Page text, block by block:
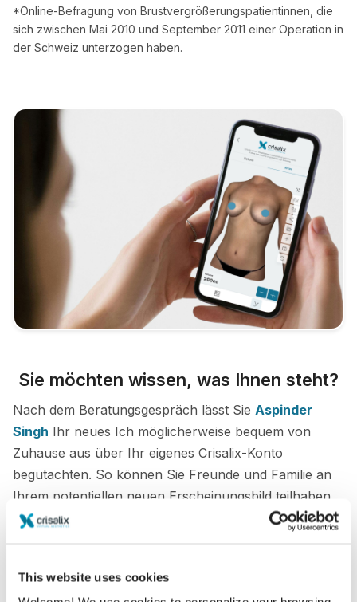
This website uses cookies
*Online-Befragung von Brustvergrößerungspatientinnen, die
sich zwischen Mai 2010 und September 2011 einer Operation in
der Schweiz unterzogen haben.
Sie möchten wissen, was Ihnen steht?
Nach dem Beratungsgespräch lässt Sie Aspinder
Singh Ihr neues Ich möglicherweise bequem von
Zuhause aus über Ihr eigenes Crisalix-Konto
begutachten. So können Sie Freunde und Familie an
Ihrem potentiellen neuen Erscheinungsbild teilhaben
lassen und zweite Meinungen einholen.